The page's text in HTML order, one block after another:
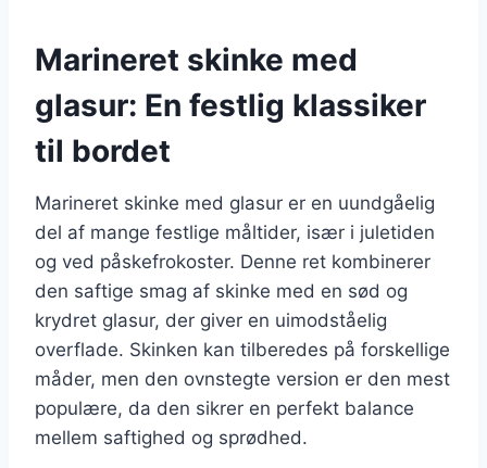
Marineret skinke med
glasur: En festlig klassiker
til bordet
Marineret skinke med glasur er en uundgåelig
del af mange festlige måltider, især i juletiden
og ved påskefrokoster. Denne ret kombinerer
den saftige smag af skinke med en sød og
krydret glasur, der giver en uimodståelig
overflade. Skinken kan tilberedes på forskellige
måder, men den ovnstegte version er den mest
populære, da den sikrer en perfekt balance
mellem saftighed og sprødhed.